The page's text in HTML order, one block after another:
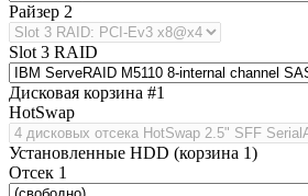
Райзер 2
Slot 3 RAID
Дисковая корзина #1
HotSwap
Установленные HDD (корзина 1)
Отсек 1